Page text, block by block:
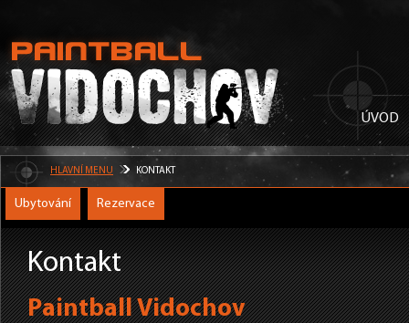
ÚVOD
HLAVNÍ MENU KONTAKT
Ubytování Rezervace
Kontakt
Paintball Vidochov